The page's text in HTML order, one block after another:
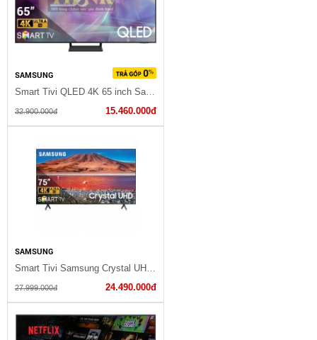
SAMSUNG
Smart Tivi QLED 4K 65 inch Samsung QA65Q65A
32.900.000đ 15.460.000đ
SAMSUNG
Smart Tivi Samsung Crystal UHD 4K 75 inch UA75TU7000KXXV
27.999.000đ 24.490.000đ